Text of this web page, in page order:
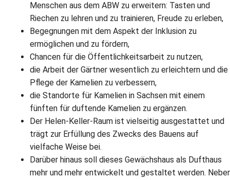
Menschen aus dem ABW zu erweitern: Tasten und
Riechen zu lehren und zu trainieren, Freude zu erleben,
Begegnungen mit dem Aspekt der Inklusion zu
ermöglichen und zu fördern,
Chancen für die Öffentlichkeitsarbeit zu nutzen,
die Arbeit der Gärtner wesentlich zu erleichtern und die
Pflege der Kamelien zu verbessern,
die Standorte für Kamelien in Sachsen mit einem
fünften für duftende Kamelien zu ergänzen.
Der Helen-Keller-Raum ist vielseitig ausgestattet und
trägt zur Erfüllung des Zwecks des Bauens auf
vielfache Weise bei.
Darüber hinaus soll dieses Gewächshaus als Dufthaus
mehr und mehr entwickelt und gestaltet werden.